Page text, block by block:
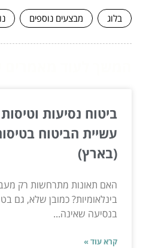
בלוג מבצעים נוספים
ביטוח נסיעות
עשיית הביטוח
(בארץ)
האם תאונות מתרחשות רק
בינלאומיות? כמובן שלא, גם
בנסיעה שאינה...
קרא עוד »